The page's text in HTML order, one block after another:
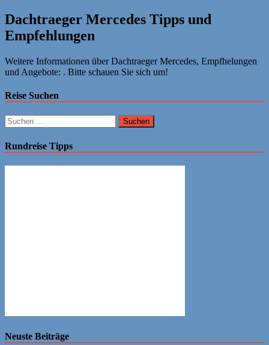
Dachtraeger Mercedes Tipps und
Empfehlungen
Weitere Informationen über Dachtraeger Mercedes, Empfhelungen
und Angebote: . Bitte schauen Sie sich um!
Reise Suchen
Suchen
nach:
Rundreise Tipps
Neuste Beiträge